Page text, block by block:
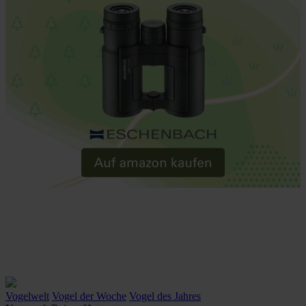
rights can be found in our
Privacy Policy
Vogelwelt Vogel der Woche Vogel des Jahres